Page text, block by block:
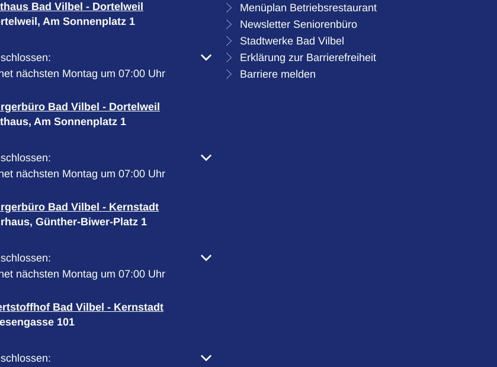
Bad Vilbel - Dortelweil
Am Sonnenplatz 1
um weitere Öffnungs- oder Schließzeiten auszublenden
nächsten Montag um 07:00 Uhr
Bad Vilbel - Dortelweil
Am Sonnenplatz 1
um weitere Öffnungs- oder Schließzeiten auszublenden
nächsten Montag um 07:00 Uhr
Bad Vilbel - Kernstadt
Günther-Biwer-Platz 1
um weitere Öffnungs- oder Schließzeiten auszublenden
nächsten Montag um 07:00 Uhr
Bad Vilbel - Kernstadt
101
um weitere Öffnungs- oder Schließzeiten auszublenden
Menüplan Betriebsrestaurant
Newsletter Seniorenbüro
Stadtwerke Bad Vilbel
Erklärung zur Barrierefreiheit
Barriere melden